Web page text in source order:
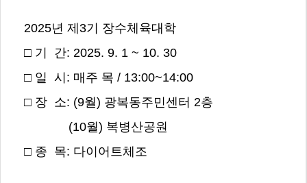
2025년 제3기 장수체육대학
□ 기 간: 2025. 9. 1 ~ 10. 30
□ 일 시: 매주 목 / 13:00~14:00
□ 장 소: (9월) 광복동주민센터 2층
(10월) 복병산공원
□ 종 목: 다이어트체조